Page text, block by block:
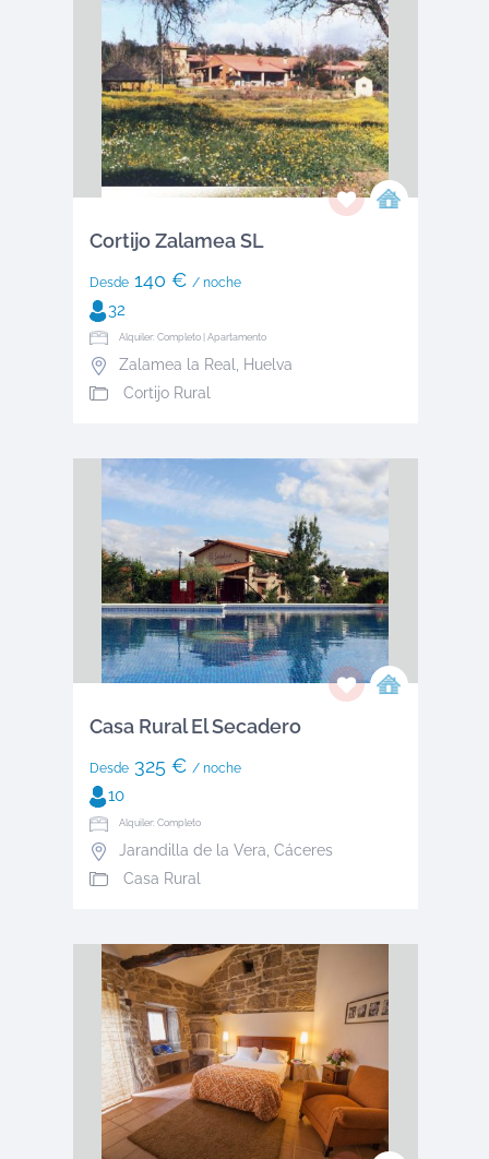
Cortijo Zalamea SL
Desde140 € / noche
32
Alquiler: Completo | Apartamento
Zalamea la Real, Huelva
Cortijo Rural
Casa Rural El Secadero
Desde325 € / noche
10
Alquiler: Completo
Jarandilla de la Vera, Cáceres
Casa Rural